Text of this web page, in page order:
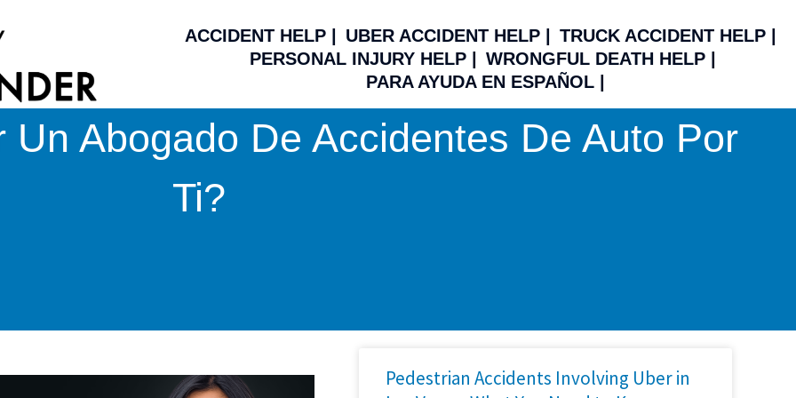
ACCIDENT HELP | UBER ACCIDENT HELP |
TRUCK ACCIDENT HELP |
PERSONAL INJURY HELP |
WRONGFUL DEATH HELP |
PARA AYUDA EN ESPAÑOL |
Abogado De Accidentes De Auto Por
Ti?
Pedestrian Accidents Involving Uber in